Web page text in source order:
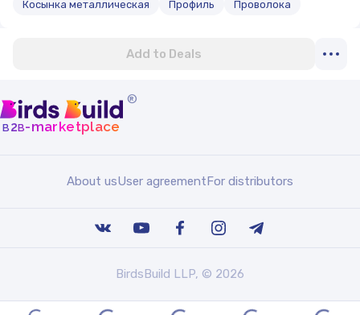
Косынка металлическая
Профиль Проволока
Add to Deals
®
b2b-marketplace
About usUser agreementFor distributors
BirdsBuild LLP, © 2026